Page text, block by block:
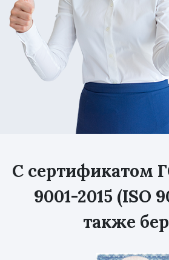
С сертификатом
9001-2015 (ISO
также